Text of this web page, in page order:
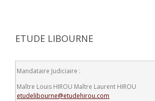
ETUDE LIBOURNE
Mandataire Judiciaire :
Maître Louis HIROU Maître Laurent HIROU
etudelibourne@etudehirou.com